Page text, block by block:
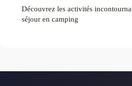
Découvrez les activités
séjour en camping